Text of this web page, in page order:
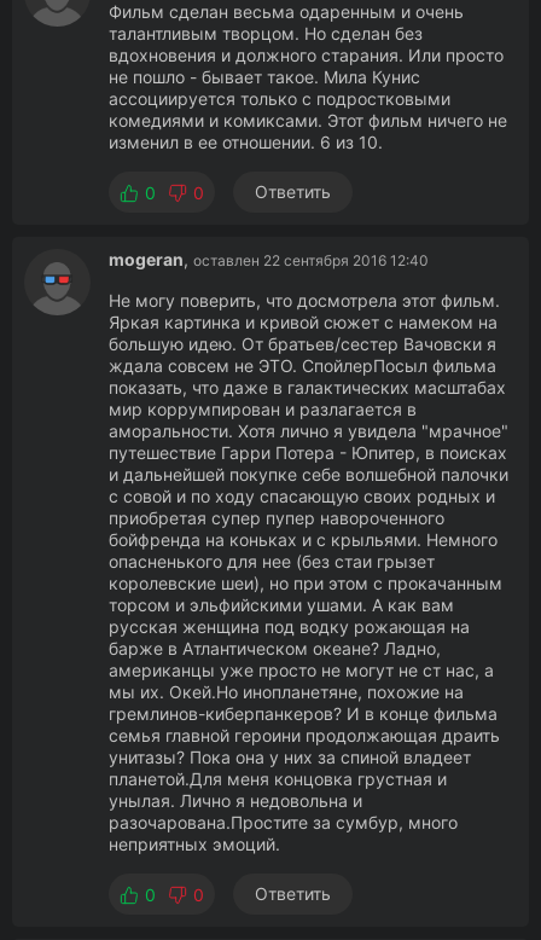
Фильм сделан весьма одаренным и очень
талантливым творцом. Но сделан без
вдохновения и должного старания. Или просто
не пошло - бывает такое. Мила Кунис
ассоциируется только с подростковыми
комедиями и комиксами. Этот фильм ничего не
изменил в ее отношении. 6 из 10.
0 0 Ответить
mogeran, оставлен 22 сентября 2016 12:40
Не могу поверить, что досмотрела этот фильм.
Яркая картинка и кривой сюжет с намеком на
большую идею. От братьев/сестер Вачовски я
ждала совсем не ЭТО. СпойлерПосыл фильма
показать, что даже в галактических масштабах
мир коррумпирован и разлагается в
аморальности. Хотя лично я увидела "мрачное"
путешествие Гарри Потера - Юпитер, в поисках
и дальнейшей покупке себе волшебной палочки
с совой и по ходу спасающую своих родных и
приобретая супер пупер навороченного
бойфренда на коньках и с крыльями. Немного
опасненького для нее (без стаи грызет
королевские шеи), но при этом с прокачанным
торсом и эльфийскими ушами. А как вам
русская женщина под водку рожающая на
барже в Атлантическом океане? Ладно,
американцы уже просто не могут не ст нас, а
мы их. Окей.Но инопланетяне, похожие на
гремлинов-киберпанкеров? И в конце фильма
семья главной героини продолжающая драить
унитазы? Пока она у них за спиной владеет
планетой.Для меня концовка грустная и
унылая. Лично я недовольна и
разочарована.Простите за сумбур, много
неприятных эмоций.
0 0 Ответить